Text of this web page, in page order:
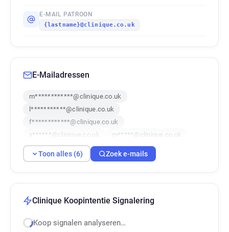
E-MAIL PATROON
{lastname}@clinique.co.uk
E-Mailadressen
m************@clinique.co.uk
l***********@clinique.co.uk
f************@clinique.co.uk
x******@clinique.co.uk
m*****@clinique.co.uk
o********@clinique.co.uk
Toon alles (6) Zoek e-mails
Clinique Koopintentie Signalering
Koop signalen analyseren…